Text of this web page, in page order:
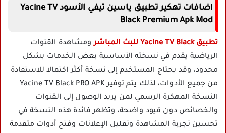
اضافات تهكير تطبيق ياسين تيفي الأسود Yacine TV
Black Premium Apk Mod
تطبيق Yacine TV Black للبث المباشر
ومشاهدة القنوات
الرياضية يقدم في نسخته الأساسية بعض الخدمات بشكل
محدود، وقد يحتاج المستخدم إلى نسخة أكثر اكتمالا للاستفادة
من جميع الأدوات، لذلك يتم توفير Yacine TV Black PRO APK
النسخة المهكرة الرسمي لمن يريد الوصول إلى القنوات
والخصائص دون قيود واضحة، وتظهر فائدة هذه النسخة في
تحسين تجربة المشاهدة وتقليل الإعلانات وفتح أدوات متقدمة